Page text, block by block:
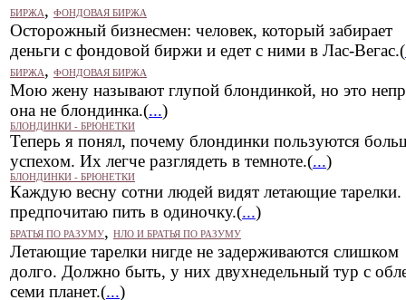
БИРЖА, ФОНДОВАЯ БИРЖА
Осторожный бизнесмен: человек, который забирает
деньги с фондовой биржи и едет с ними в Лас-Вегас.(
БИРЖА, ФОНДОВАЯ БИРЖА
Мою жену называют глупой блондинкой, но это
она не блондинка.(...)
БЛОНДИНКИ - БРЮНЕТКИ
Теперь я понял, почему блондинки пользуются
успехом. Их легче разглядеть в темноте.(...)
БЛОНДИНКИ - БРЮНЕТКИ
Каждую весну сотни людей видят летающие
предпочитаю пить в одиночку.(...)
БРАТЬЯ ПО РАЗУМУ, НЛО И БРАТЬЯ ПО РАЗУМУ
Летающие тарелки нигде не задерживаются слишком
долго. Должно быть, у них двухнедельный тур с
семи планет.(...)